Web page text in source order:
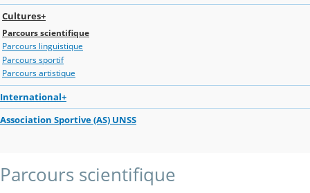
Cultures+
Parcours scientifique
Parcours linguistique
Parcours sportif
Parcours artistique
International+
Association Sportive (AS) UNSS
Parcours scientifique